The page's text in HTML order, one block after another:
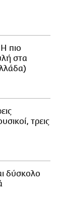
πιο
στα
τρεις
δύσκολο